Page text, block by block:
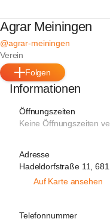
Agrar Meiningen
@agrar-meiningen
Verein
Folgen
Informationen
Öffnungszeiten
Keine Öffnungszeiten
Adresse
Hadeldorfstraße 11,
Auf Karte ansehen
Telefonnummer